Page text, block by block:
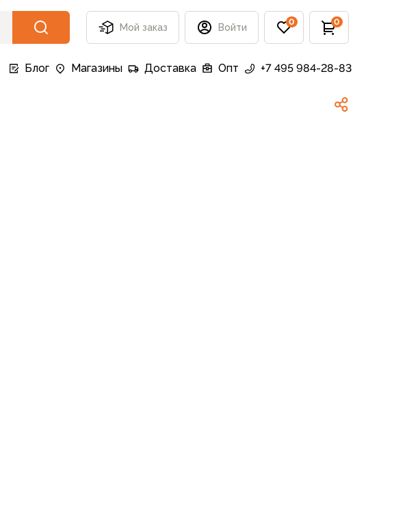
Мой заказ Войти 0 0
Блог Магазины Доставка Опт +7 495 984-28-83